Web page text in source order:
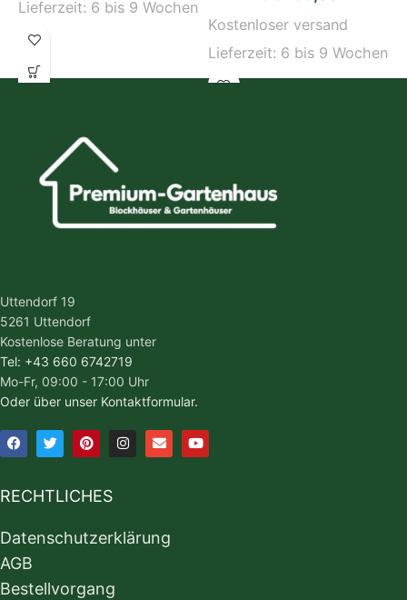
Lieferzeit: 6 bis 9 Wochen
Kostenloser versand
Lieferzeit: 6 bis 9 Wochen
Uttendorf 19
5261 Uttendorf
Kostenlose Beratung unter
Tel: +43 660 6742719
Mo-Fr, 09:00 - 17:00 Uhr
Oder über unser Kontaktformular.
RECHTLICHES
Datenschutzerklärung
AGB
Bestellvorgang